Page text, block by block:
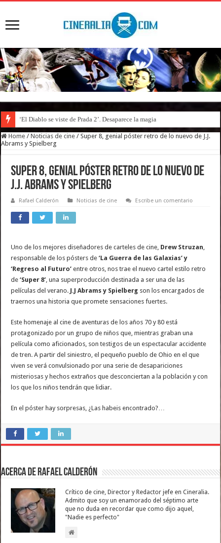
‘El Diablo se viste de Prada 2’. Desaparece la magia
Home / Noticias de cine / Super 8, genial póster retro de lo nuevo de J.J.
Abrams y Spielberg
Super 8, genial póster retro de lo nuevo de
J.J. Abrams y Spielberg
Rafael Calderón Noticias de cine Escribe un comentario
Uno de los mejores diseñadores de carteles de cine, Drew Struzan,
responsable de los pósters de ‘La Guerra de las Galaxias’ y
‘Regreso al Futuro’entre otros, nos trae el nuevo cartel estilo retro
de ‘Super 8’, una superproducción destinada a ser una de las
películas del verano. J.J Abrams y Spielberg son los encargados de
traernos una historia que promete sensaciones fuertes.
Este homenaje al cine de aventuras de los años 70 y 80 está
protagonizado por un grupo de niños que, mientras graban una
película como aficionados, son testigos de un espectacular accidente
de tren. A partir del siniestro, el pequeño pueblo de Ohio en el que
viven se verá convulsionado por una serie de desapariciones
misteriosas y hechos extraños que desconciertan a la población y con
los que los niños tendrán que lidiar.
En el póster hay sorpresas, ¿Las habeis encontrado?…
Acerca de Rafael Calderón
Crítico de cine, Director y Redactor jefe en Cineralia.
Admito que soy un enamorado del séptimo arte
que no duda en recordar que como dijo aquel,
"Nadie es perfecto"